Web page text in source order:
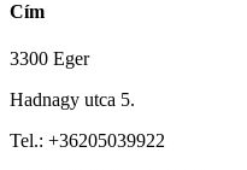
Cím
3300 Eger
Hadnagy utca 5.
Tel.: +36205039922